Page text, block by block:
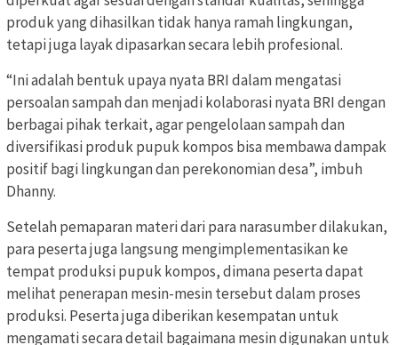
produk yang dihasilkan tidak hanya ramah lingkungan,
tetapi juga layak dipasarkan secara lebih profesional.
“Ini adalah bentuk upaya nyata BRI dalam mengatasi
persoalan sampah dan menjadi kolaborasi nyata BRI dengan
berbagai pihak terkait, agar pengelolaan sampah dan
diversifikasi produk pupuk kompos bisa membawa dampak
positif bagi lingkungan dan perekonomian desa”, imbuh
Dhanny.
Setelah pemaparan materi dari para narasumber dilakukan,
para peserta juga langsung mengimplementasikan ke
tempat produksi pupuk kompos, dimana peserta dapat
melihat penerapan mesin-mesin tersebut dalam proses
produksi. Peserta juga diberikan kesempatan untuk
mengamati secara detail bagaimana mesin digunakan untuk